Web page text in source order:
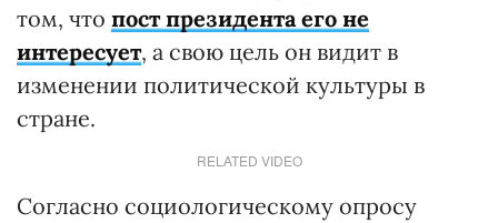
том, что пост президента его не
интересует, а свою цель он видит в
изменении политической культуры в
стране.
RELATED VIDEO
Согласно социологическому опросу